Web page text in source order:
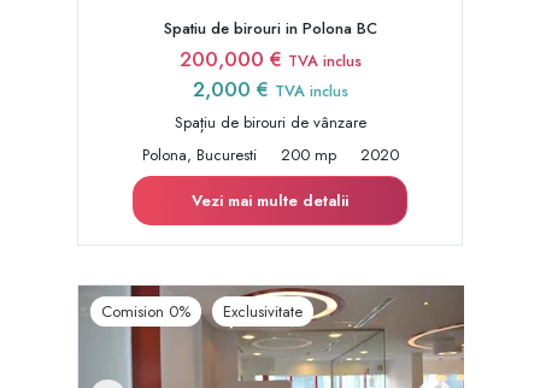
Spatiu de birouri in Polona BC
200,000 € TVA inclus
2,000 € TVA inclus
Spațiu de birouri de vânzare
Polona, Bucuresti
200 mp
2020
Vezi mai multe detalii
Comision 0% Exclusivitate